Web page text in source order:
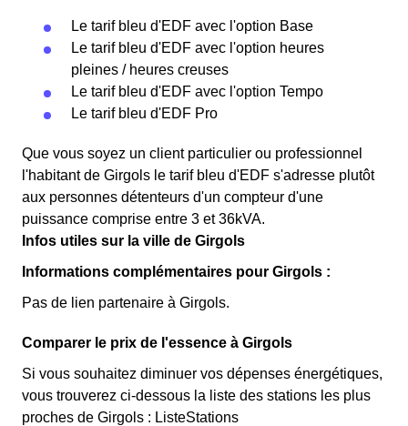
Le tarif bleu d'EDF avec l'option Base
Le tarif bleu d'EDF avec l'option heures
pleines / heures creuses
Le tarif bleu d'EDF avec l'option Tempo
Le tarif bleu d'EDF Pro
Que vous soyez un client particulier ou professionnel
l'habitant de Girgols le tarif bleu d'EDF s'adresse plutôt
aux personnes détenteurs d'un compteur d'une
puissance comprise entre 3 et 36kVA.
Infos utiles sur la ville de Girgols
Informations complémentaires pour Girgols :
Pas de lien partenaire à Girgols.
Comparer le prix de l'essence à Girgols
Si vous souhaitez diminuer vos dépenses énergétiques,
vous trouverez ci-dessous la liste des stations les plus
proches de Girgols : ListeStations